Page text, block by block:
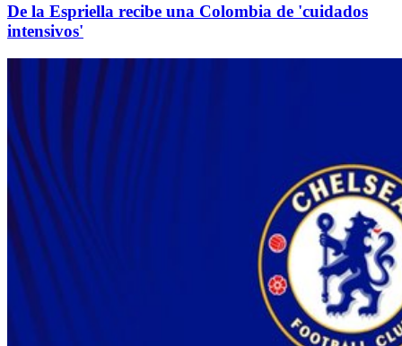
De la Espriella recibe una Colombia de 'cuidados
intensivos'